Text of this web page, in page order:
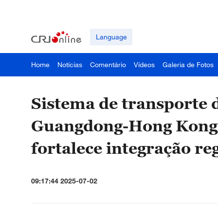
Language
Home Notícias Comentário Vídeos Galeria de Fotos
Sistema de transporte
Guangdong-Hong
fortalece integração
09:17:44 2025-07-02